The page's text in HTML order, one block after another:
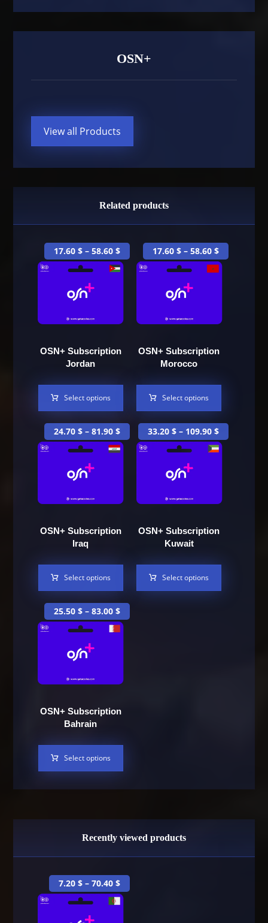
OSN+
View all Products
Related products
OSN+ Subscription
Jordan
17.60$ – 58.60$
Select options
OSN+ Subscription
Morocco
17.60 $ – 58.60 $
Select options
OSN+ Subscription
Iraq
24.70$ – 81.90$
Select options
OSN+ Subscription
Kuwait
33.20 $ – 109.90 $
Select options
OSN+ Subscription
Bahrain
25.50$ – 83.00$
Select options
Recently viewed products
7.20$ – 70.40$